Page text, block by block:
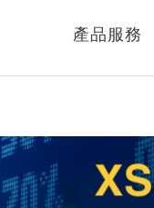
產品服務